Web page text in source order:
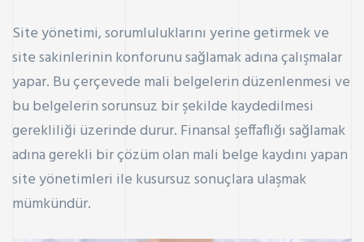
Site yönetimi, sorumluluklarını yerine getirmek ve
site sakinlerinin konforunu sağlamak adına çalışmalar
yapar. Bu çerçevede mali belgelerin düzenlenmesi ve
bu belgelerin sorunsuz bir şekilde kaydedilmesi
gerekliliği üzerinde durur. Finansal şeffaflığı sağlamak
adına gerekli bir çözüm olan mali belge kaydını yapan
site yönetimleri ile kusursuz sonuçlara ulaşmak
mümkündür.